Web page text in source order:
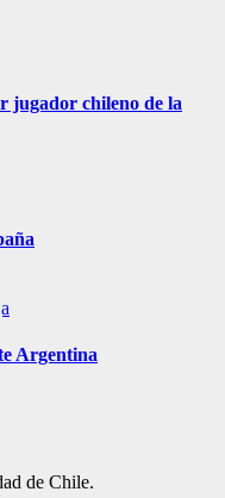
jugador chileno de la
Argentina
de Chile.